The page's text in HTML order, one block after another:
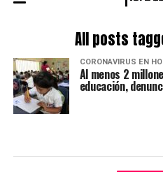
All posts
CORONAVIRUS EN
Al menos 2
educación,